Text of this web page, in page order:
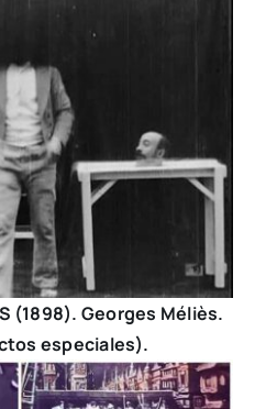
(1898). Georges Méliès.
especiales).